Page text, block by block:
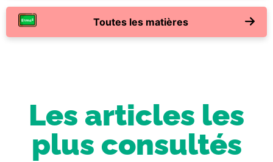
Toutes les matières
Les articles les
plus consultés